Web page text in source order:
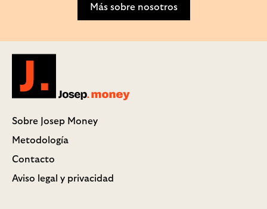
Más sobre nosotros
Sobre Josep Money
Metodología
Contacto
Aviso legal y privacidad